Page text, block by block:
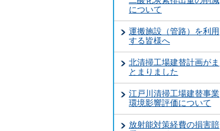
について
運搬施設（管路）を利用
する皆様へ
北清掃工場建替計画がま
とまりました
江戸川清掃工場建替事業
環境影響評価について
放射能対策経費の損害賠